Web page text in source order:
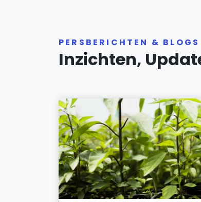
PERSBERICHTEN &
Inzichten,